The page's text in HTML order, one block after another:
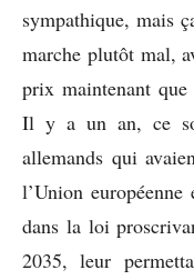
sympathique, mais
marche plutôt mal,
prix maintenant que
Il y a un an, ce
allemands qui
l’Union européenne
dans la loi
2035, leur